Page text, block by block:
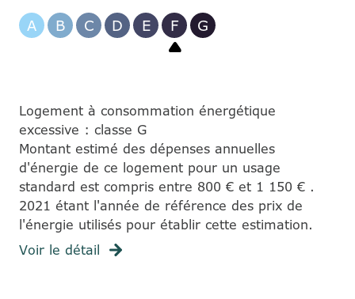
A B C D E F G
Logement à consommation énergétique
excessive : classe G
Montant estimé des dépenses annuelles
d'énergie de ce logement pour un usage
standard est compris entre 800 € et 1 150 € .
2021 étant l'année de référence des prix de
l'énergie utilisés pour établir cette estimation.
Voir le détail